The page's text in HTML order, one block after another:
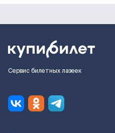
Сервис билетных лазеек